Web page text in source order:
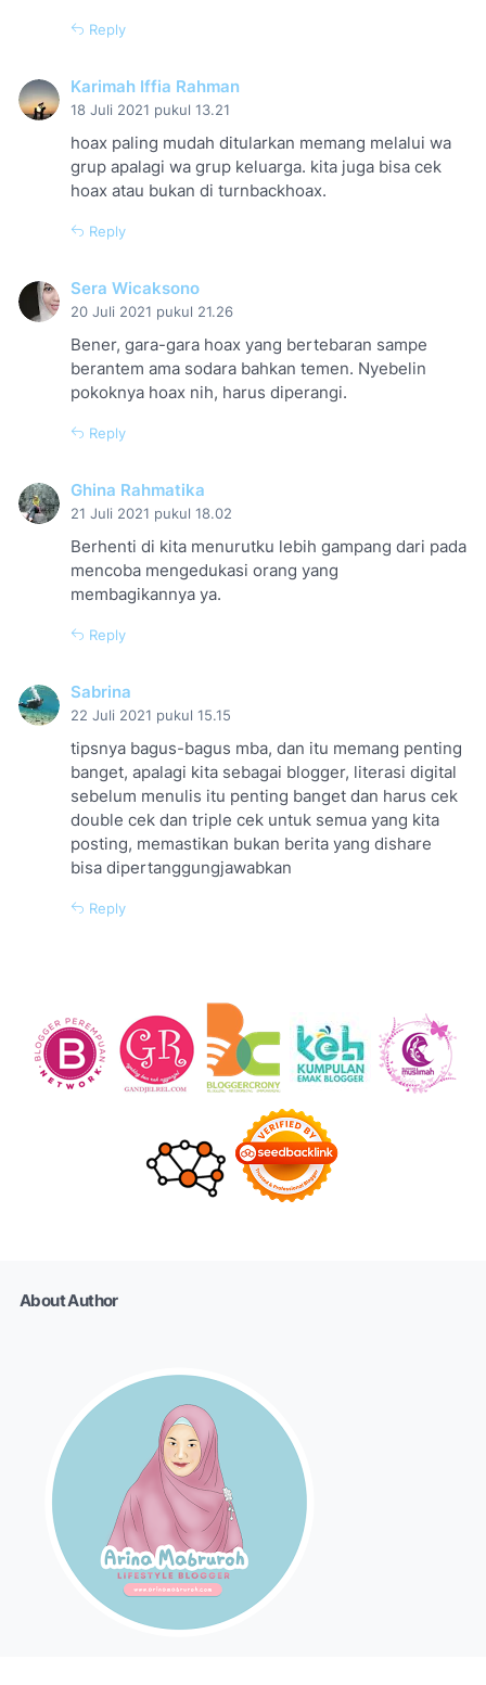
Reply
Karimah Iffia Rahman
18 Juli 2021 pukul 13.21
hoax paling mudah ditularkan memang melalui wa
grup apalagi wa grup keluarga. kita juga bisa cek
hoax atau bukan di turnbackhoax.
Reply
Sera Wicaksono
20 Juli 2021 pukul 21.26
Bener, gara-gara hoax yang bertebaran sampe
berantem ama sodara bahkan temen. Nyebelin
pokoknya hoax nih, harus diperangi.
Reply
Ghina Rahmatika
21 Juli 2021 pukul 18.02
Berhenti di kita menurutku lebih gampang dari pada
mencoba mengedukasi orang yang
membagikannya ya.
Reply
Sabrina
22 Juli 2021 pukul 15.15
tipsnya bagus-bagus mba, dan itu memang penting
banget, apalagi kita sebagai blogger, literasi digital
sebelum menulis itu penting banget dan harus cek
double cek dan triple cek untuk semua yang kita
posting, memastikan bukan berita yang dishare
bisa dipertanggungjawabkan
Reply
About Author